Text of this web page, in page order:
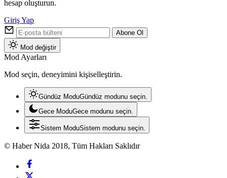
hesap oluşturun.
Giriş Yap
Abone Ol
Mod değiştir
Mod Ayarları
Mod seçin, deneyimini kişiselleştirin.
Gündüz ModuGündüz modunu seçin.
Gece ModuGece modunu seçin.
Sistem ModuSistem modunu seçin.
© Haber Nida 2018, Tüm Hakları Saklıdır